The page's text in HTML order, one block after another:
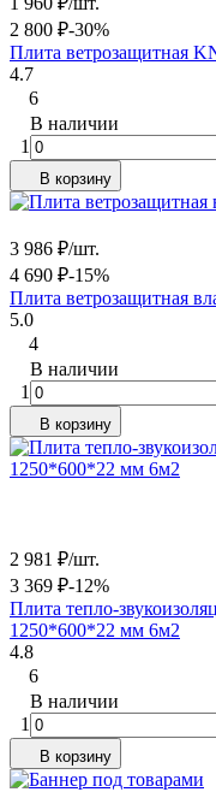
2 800 ₽-30%
Плита ветрозащитная
4.7
6
В наличии
1
В корзину
3 986 ₽/шт.
4 690 ₽-15%
Плита ветрозащитная
5.0
4
В наличии
1
В корзину
2 981 ₽/шт.
3 369 ₽-12%
Плита тепло-
1250*600*22 мм 6м2
4.8
6
В наличии
1
В корзину